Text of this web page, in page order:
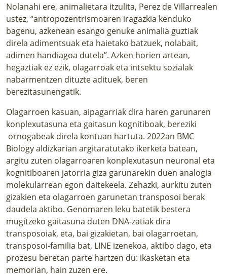
Nolanahi ere, animalietara itzulita, Perez de Villarrealen
ustez, “antropozentrismoaren iragazkia kenduko
bagenu, azkenean esango genuke animalia guztiak
direla adimentsuak eta haietako batzuek, nolabait,
adimen handiagoa dutela”. Azken horien artean,
hegaztiak ez ezik, olagarroak eta intsektu sozialak
nabarmentzen dituzte adituek, beren
berezitasunengatik.
Olagarroen kasuan, aipagarriak dira haren garunaren
konplexutasuna eta gaitasun kognitiboak, bereziki
ornogabeak direla kontuan hartuta. 2022an BMC
Biology aldizkarian argitaratutako ikerketa batean,
argitu zuten olagarroaren konplexutasun neuronal eta
kognitiboaren jatorria giza garunarekin duen analogia
molekularrean egon daitekeela. Zehazki, aurkitu zuten
gizakien eta olagarroen garunetan transposoi berak
daudela aktibo. Genomaren leku batetik bestera
mugitzeko gaitasuna duten DNA-zatiak dira
transposoiak, eta, bai gizakietan, bai olagarroetan,
transposoi-familia bat, LINE izenekoa, aktibo dago, eta
prozesu beretan parte hartzen du: ikasketan eta
memorian, hain zuzen ere.